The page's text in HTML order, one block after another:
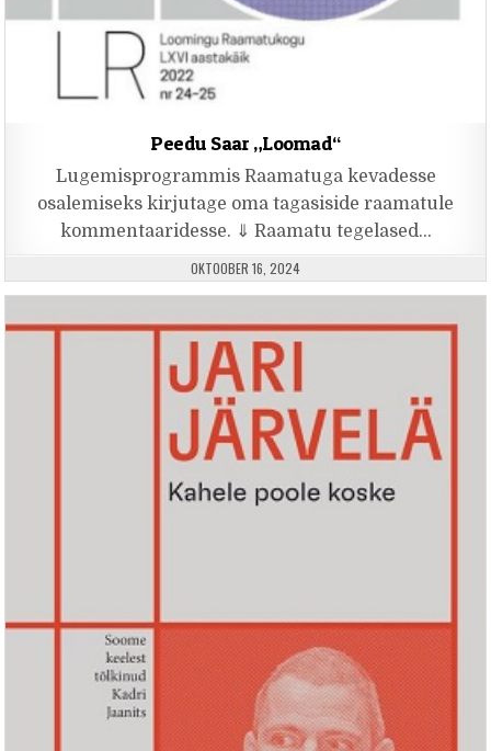
Peedu Saar „Loomad“
Lugemisprogrammis Raamatuga kevadesse
osalemiseks kirjutage oma tagasiside raamatule
kommentaaridesse. ⇓ Raamatu tegelased…
PUBLISHED DATE:
OKTOOBER 16, 2024